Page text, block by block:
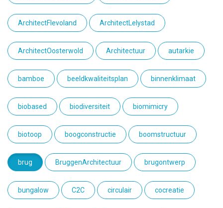
ArchitectFlevoland ArchitectLelystad
ArchitectOosterwold Architectuur autarkie
bamboe beeldkwaliteitsplan binnenklimaat
biobased biodiversiteit biomimicry
biotoop boogconstructie boomstructuur
brug BruggenArchitectuur brugontwerp
bungalow C2C circulair cocreatie